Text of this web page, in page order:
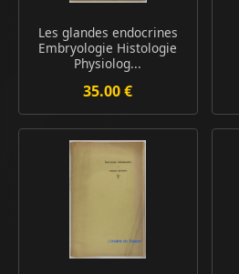
Les glandes endocrines
Embryologie Histologie
Physiolog...
35.00 €